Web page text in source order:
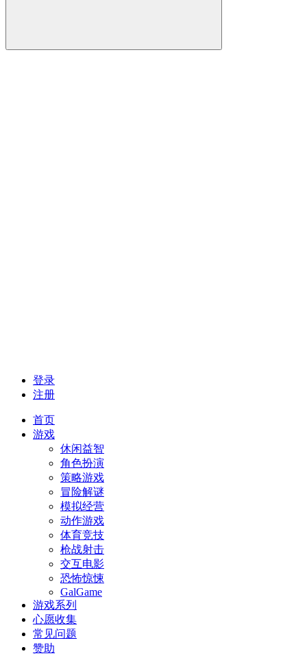
登录
注册
首页
游戏
休闲益智
角色扮演
策略游戏
冒险解谜
模拟经营
动作游戏
体育竞技
枪战射击
交互电影
恐怖惊悚
GalGame
游戏系列
心愿收集
常见问题
赞助